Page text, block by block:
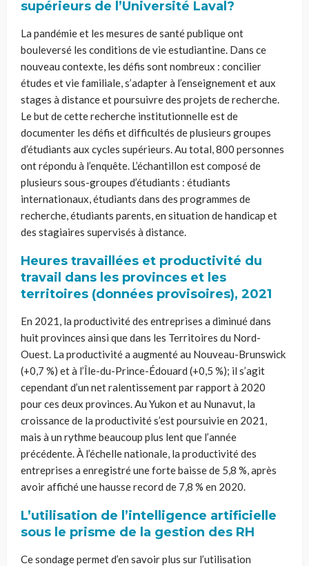
supérieurs de l’Université Laval?
La pandémie et les mesures de santé publique ont
bouleversé les conditions de vie estudiantine. Dans ce
nouveau contexte, les défis sont nombreux : concilier
études et vie familiale, s’adapter à l’enseignement et aux
stages à distance et poursuivre des projets de recherche.
Le but de cette recherche institutionnelle est de
documenter les défis et difficultés de plusieurs groupes
d’étudiants aux cycles supérieurs. Au total, 800 personnes
ont répondu à l’enquête. L’échantillon est composé de
plusieurs sous-groupes d’étudiants : étudiants
internationaux, étudiants dans des programmes de
recherche, étudiants parents, en situation de handicap et
des stagiaires supervisés à distance.
Heures travaillées et productivité du
travail dans les provinces et les
territoires (données provisoires), 2021
En 2021, la productivité des entreprises a diminué dans
huit provinces ainsi que dans les Territoires du Nord-
Ouest. La productivité a augmenté au Nouveau-Brunswick
(+0,7 %) et à l’Île-du-Prince-Édouard (+0,5 %); il s’agit
cependant d’un net ralentissement par rapport à 2020
pour ces deux provinces. Au Yukon et au Nunavut, la
croissance de la productivité s’est poursuivie en 2021,
mais à un rythme beaucoup plus lent que l’année
précédente. À l’échelle nationale, la productivité des
entreprises a enregistré une forte baisse de 5,8 %, après
avoir affiché une hausse record de 7,8 % en 2020.
L’utilisation de l’intelligence artificielle
sous le prisme de la gestion des RH
Ce sondage permet d’en savoir plus sur l’utilisation